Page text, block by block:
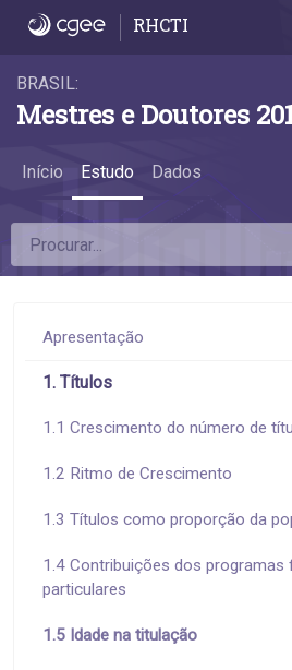
1.5 Idade na titulação -
RHCTI
BRASIL:
Mestres e Doutores
Início Estudo Dados
Apresentação
1. Títulos
1.1 Crescimento do número de
1.2 Ritmo de Crescimento
1.3 Títulos como proporção da
1.4 Contribuições dos programas
particulares
1.5 Idade na titulação